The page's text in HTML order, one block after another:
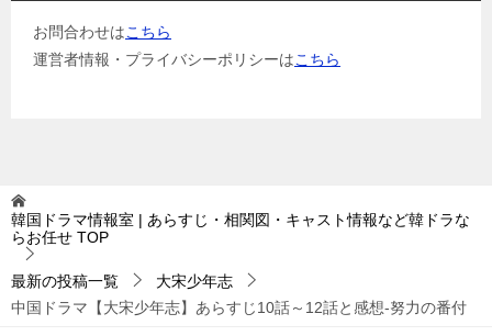
お問合わせはこちら
運営者情報・プライバシーポリシーはこちら
韓国ドラマ情報室 | あらすじ・相関図・キャスト情報など韓ドラな
らお任せ TOP
最新の投稿一覧
大宋少年志
中国ドラマ【大宋少年志】あらすじ10話～12話と感想-努力の番付